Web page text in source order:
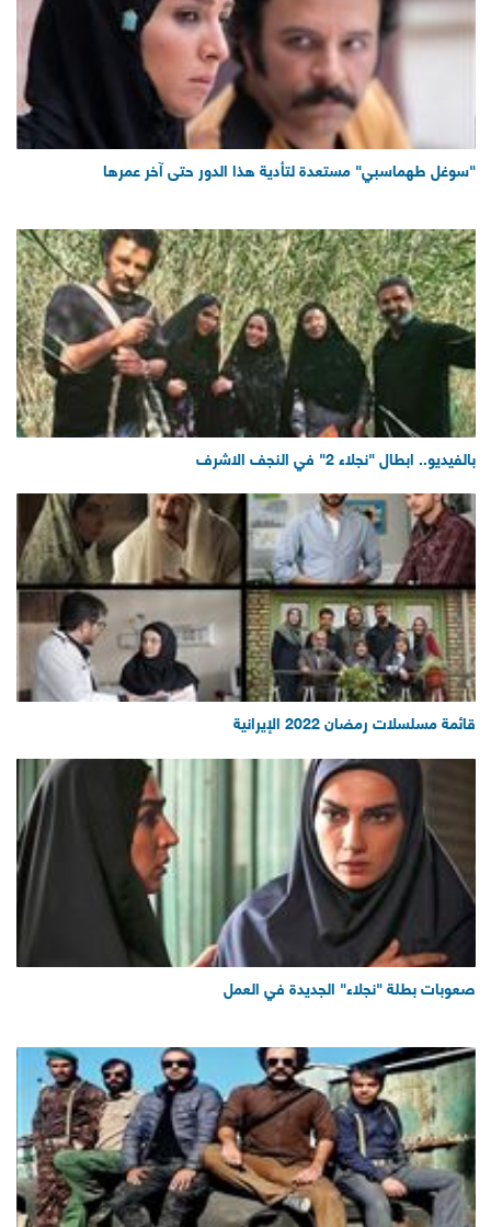
"سوغل طهماسبي" مستعدة لتأدية هذا الدور حتى آخر عمرها
صعوبات بطلة "نجلاء" الجديدة في العمل
قائمة مسلسلات رمضان 2022 الإيرانية
بالفيديو.. ابطال "نجلاء 2" في النجف الاشرف